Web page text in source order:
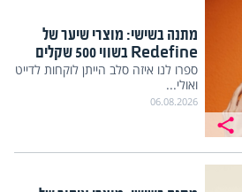
מתנה בשישי: מוצרי שיער של
Redefine בשווי 500 שקלים
ספרו לנו איזה סלב הייתן לוקחות לדייט
ואולי...
06.08.2026